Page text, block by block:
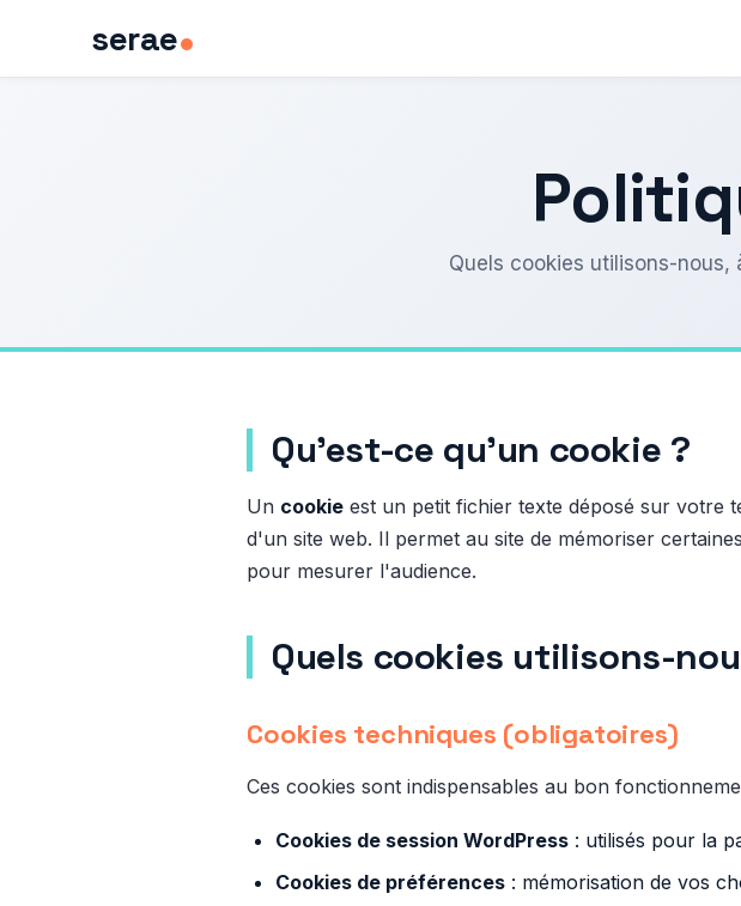
serae
Quels cookies utilisons-
Qu'est-ce qu'un cookie ?
Un cookie est un petit fichier texte déposé sur votre
d'un site web. Il permet au site de mémoriser
pour mesurer l'audience.
Quels cookies utilisons-
Cookies techniques (obligatoires)
Ces cookies sont indispensables au bon
Cookies de session WordPress : utilisés pour la
Cookies de préférences : mémorisation de vos